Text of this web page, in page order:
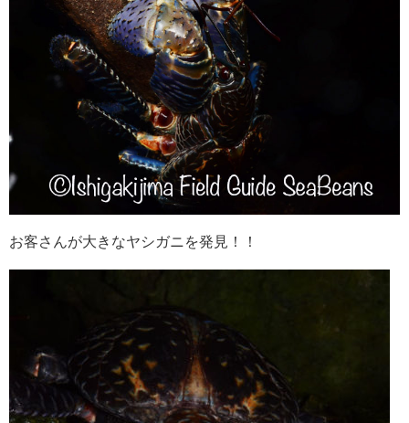
お客さんが大きなヤシガニを発見！！